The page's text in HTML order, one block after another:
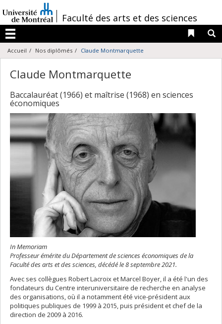
au
contenu
/Faculté des arts et des sciences
Menu
Liens
Accueil Nos diplômés Claude Montmarquette
Claude Montmarquette
Baccalauréat (1966) et maîtrise (1968) en sciences
économiques
In Memoriam
Professeur émérite du Département de sciences économiques de la
Faculté des arts et des sciences, décédé le 8 septembre 2021.
Avec ses collègues Robert Lacroix et Marcel Boyer, il a été l'un des
fondateurs du Centre interuniversitaire de recherche en analyse
des organisations, où il a notamment été vice-président aux
politiques publiques de 1999 à 2015, puis président et chef de la
direction de 2009 à 2016.